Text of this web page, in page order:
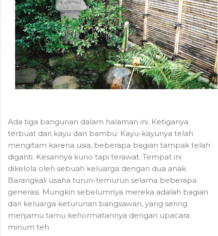
Ada tiga bangunan dalam halaman ini. Ketiganya
terbuat dari kayu dan bambu. Kayu-kayunya telah
mengitam karena usia, beberapa bagian tampak telah
diganti. Kesannya kuno tapi terawat. Tempat ini
dikelola oleh sebuah keluarga dengan dua anak.
Barangkali usaha turun-temurun selama beberapa
generasi. Mungkin sebelumnya mereka adalah bagian
dari keluarga keturunan bangsawan, yang sering
menjamu tamu kehormatannya dengan upacara
minum teh.